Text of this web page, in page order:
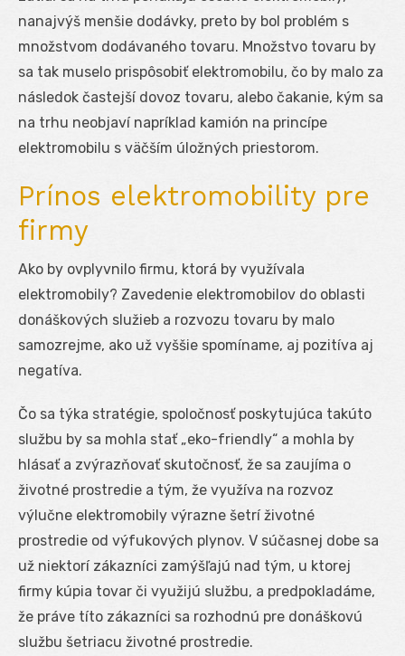
nanajvýš menšie dodávky, preto by bol problém s
množstvom dodávaného tovaru. Množstvo tovaru by
sa tak muselo prispôsobiť elektromobilu, čo by malo za
následok častejší dovoz tovaru, alebo čakanie, kým sa
na trhu neobjaví napríklad kamión na princípe
elektromobilu s väčším úložných priestorom.
Prínos elektromobility pre
firmy
Ako by ovplyvnilo firmu, ktorá by využívala
elektromobily? Zavedenie elektromobilov do oblasti
donáškových služieb a rozvozu tovaru by malo
samozrejme, ako už vyššie spomíname, aj pozitíva aj
negatíva.
Čo sa týka stratégie, spoločnosť poskytujúca takúto
službu by sa mohla stať „eko-friendly“ a mohla by
hlásať a zvýrazňovať skutočnosť, že sa zaujíma o
životné prostredie a tým, že využíva na rozvoz
výlučne elektromobily výrazne šetrí životné
prostredie od výfukových plynov. V súčasnej dobe sa
už niektorí zákazníci zamýšľajú nad tým, u ktorej
firmy kúpia tovar či využijú službu, a predpokladáme,
že práve títo zákazníci sa rozhodnú pre donáškovú
službu šetriacu životné prostredie.